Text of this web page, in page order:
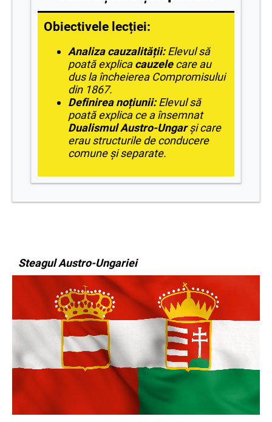
Obiectivele lecției:
Analiza cauzalității:Elevul să
poată explicacauzelecare au
dus la încheierea Compromisului
din 1867.
Definirea noțiunii:Elevul să
poată explica ce a însemnat
Dualismul Austro-Ungarși care
erau structurile de conducere
comune și separate.
Steagul Austro-Ungariei